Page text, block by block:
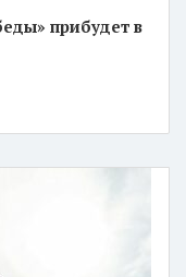
прибудет в